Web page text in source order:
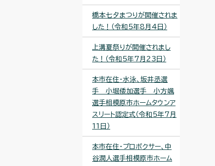
橋本七夕まつりが開催されま
した！（令和5年8月4日）
上溝夏祭りが開催されまし
た！（令和5年7月23日）
本市在住・水泳、坂井丞選
手 小堀倭加選手 小方颯
選手相模原市ホームタウンア
スリート認定式（令和5年7月
11日）
本市在住・プロボクサー、中
谷潤人選手相模原市ホーム